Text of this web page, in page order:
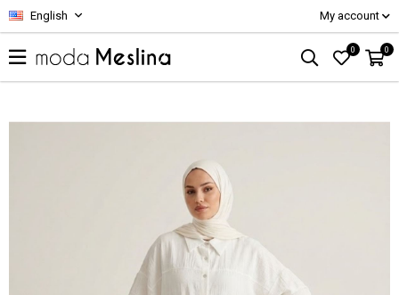
English My account
0 0